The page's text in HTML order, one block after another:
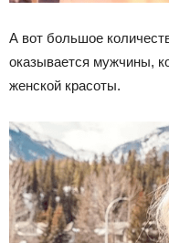
А вот большое
оказывается мужчины,
женской красоты.